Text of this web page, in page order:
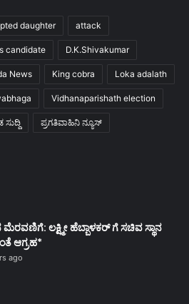
daughter attack
candidate D.K.Shivakumar
News King cobra Loka adalath
Vidhanaparishath election
ಸುದ್ದಿ ಪ್ರಗತಿವಾಹಿನಿ ನ್ಯೂಸ್
ಲಕ್ಷ್ಮೀ ಹೆಬ್ಬಾಳಕರ್ ಗೆ ಸಚಿವ ಸ್ಥಾನ
ಆಗ್ರಹ*
ago